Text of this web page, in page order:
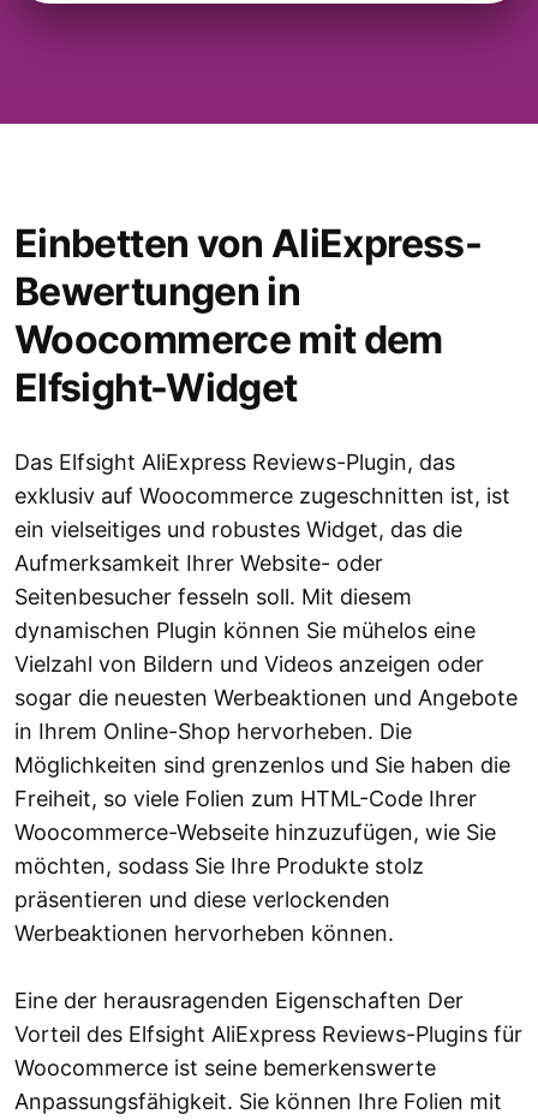
Einbetten von AliExpress-
Bewertungen in
Woocommerce mit dem
Elfsight-Widget
Das Elfsight AliExpress Reviews-Plugin, das
exklusiv auf Woocommerce zugeschnitten ist, ist
ein vielseitiges und robustes Widget, das die
Aufmerksamkeit Ihrer Website- oder
Seitenbesucher fesseln soll. Mit diesem
dynamischen Plugin können Sie mühelos eine
Vielzahl von Bildern und Videos anzeigen oder
sogar die neuesten Werbeaktionen und Angebote
in Ihrem Online-Shop hervorheben. Die
Möglichkeiten sind grenzenlos und Sie haben die
Freiheit, so viele Folien zum HTML-Code Ihrer
Woocommerce-Webseite hinzuzufügen, wie Sie
möchten, sodass Sie Ihre Produkte stolz
präsentieren und diese verlockenden
Werbeaktionen hervorheben können.
Eine der herausragenden Eigenschaften Der
Vorteil des Elfsight AliExpress Reviews-Plugins für
Woocommerce ist seine bemerkenswerte
Anpassungsfähigkeit. Sie können Ihre Folien mit